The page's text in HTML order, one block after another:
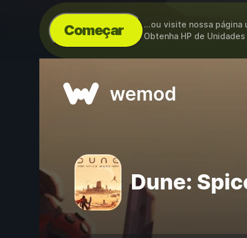
Começar ...ou visite nossa página
Obtenha HP de